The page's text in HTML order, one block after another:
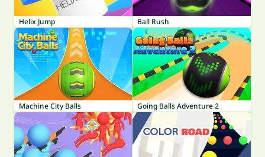
Helix Jump Ball Rush
Machine City Balls Going Balls Adventure 2